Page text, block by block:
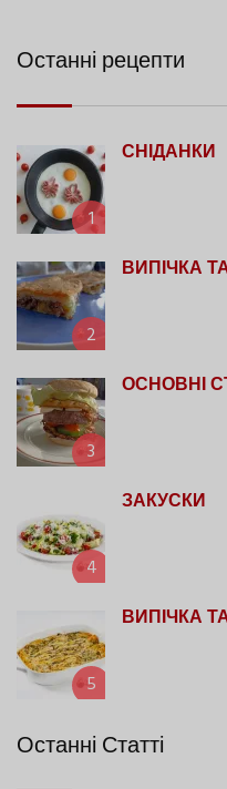
Останні рецепти
1
СНІДАНКИ
2
ВИПІЧКА
3
ОСНОВНІ
4
ЗАКУСКИ
5
ВИПІЧКА
Останні Статті